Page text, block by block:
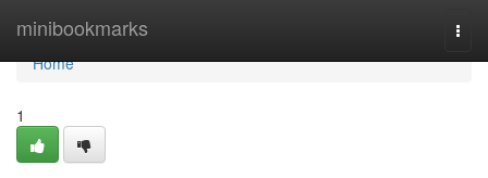
minibookmarks
Home
Home
1